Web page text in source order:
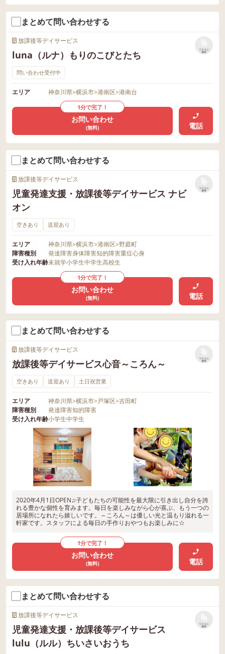
まとめて問い合わせする
放課後等デイサービス
luna（ルナ）もりのこびとたち
リストに
保存
問い合わせ受付中
エリア 神奈川県>横浜市>港南区>港南台
1分で完了！
お問い合わせ
(無料) 電話
まとめて問い合わせする
放課後等デイサービス
児童発達支援・放課後等デイサービス ナビ
オン
リストに
保存
空きあり 送迎あり
エリア 神奈川県>横浜市>港南区>野庭町
障害種別
発達障害身体障害知的障害重症心身
受け入れ年齢未就学小学生中学生高校生
1分で完了！
お問い合わせ
(無料) 電話
まとめて問い合わせする
放課後等デイサービス
放課後等デイサービス心音～ころん～
リストに
保存
空きあり 送迎あり 土日祝営業
エリア 神奈川県>横浜市>戸塚区>吉田町
障害種別
発達障害知的障害
受け入れ年齢小学生中学生
2020年4月1日OPEN♫子どもたちの可能性を最大限に引き出し自分を誇
れる豊かな個性を育みます。毎日を楽しみながら心が喜ぶ、もう一つの
居場所になれたら嬉しいです。～ころん～は優しい光と温もり溢れる一
軒家です。スタッフによる毎日の手作りおやつもお楽しみに☆
1分で完了！
お問い合わせ
(無料) 電話
まとめて問い合わせする
放課後等デイサービス
児童発達支援・放課後等デイサービス
lulu（ルル）ちいさいおうち
リストに
保存